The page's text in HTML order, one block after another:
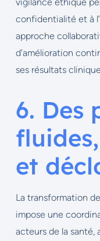
confidentialité et à
approche
d’amélioration
ses résultats
6. Des
et
La transformation
impose une
acteurs de la santé,